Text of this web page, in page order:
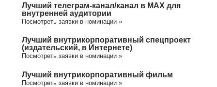
Лучший телеграм-канал/канал в МАХ для
внутренней аудитории
Посмотреть заявки в номинации »
Лучший внутрикорпоративный спецпроект
(издательский, в Интернете)
Посмотреть заявки в номинации »
Лучший внутрикорпоративный фильм
Посмотреть заявки в номинации »